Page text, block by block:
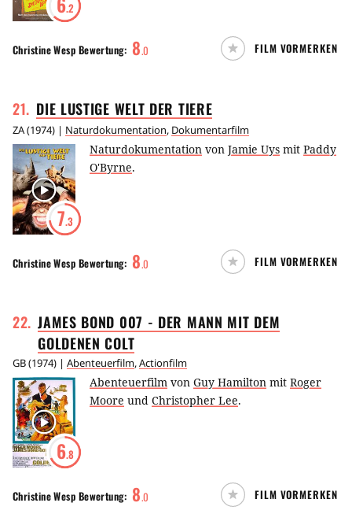
.2
Christine Wesp Bewertung: 8.0 FILM VORMERKEN
21. DIE LUSTIGE WELT DER TIERE
ZA(1974) | Naturdokumentation, Dokumentarfilm
7.3
Naturdokumentation von Jamie Uys mit Paddy
O'Byrne.
Christine Wesp Bewertung: 8.0 FILM VORMERKEN
22. JAMES BOND 007 - DER MANN MIT DEM
GOLDENENCOLT
GB(1974) | Abenteuerfilm,Actionfilm
6.8
Abenteuerfilm von Guy Hamilton mit Roger
Moore und Christopher Lee.
Christine Wesp Bewertung: 8.0 FILM VORMERKEN